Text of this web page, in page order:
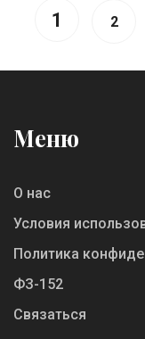
1 2
Меню
О нас
Условия
Политика
ФЗ-152
Связаться